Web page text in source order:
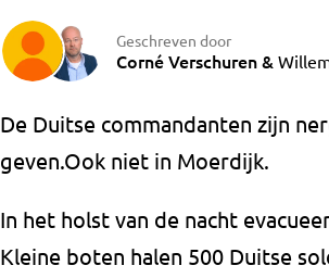
Geschreven door
Corné Verschuren&
De Duitse commandanten zijn
geven.Ook niet in Moerdijk.
In het holst van de nacht
Kleine boten halen 500 Duitse